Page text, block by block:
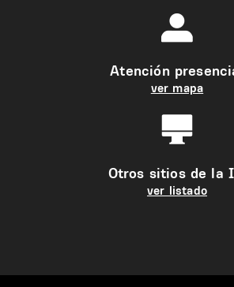
Atención
ver mapa
Otros sitios de la
ver listado